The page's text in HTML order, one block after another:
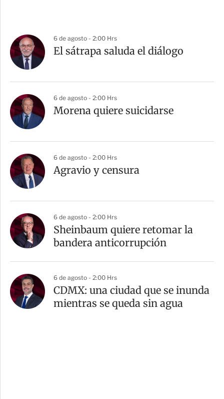
6 de agosto - 2:00 Hrs
El sátrapa saluda el diálogo
6 de agosto - 2:00 Hrs
Morena quiere suicidarse
6 de agosto - 2:00 Hrs
Agravio y censura
6 de agosto - 2:00 Hrs
Sheinbaum quiere retomar la
bandera anticorrupción
6 de agosto - 2:00 Hrs
CDMX: una ciudad que se inunda
mientras se queda sin agua